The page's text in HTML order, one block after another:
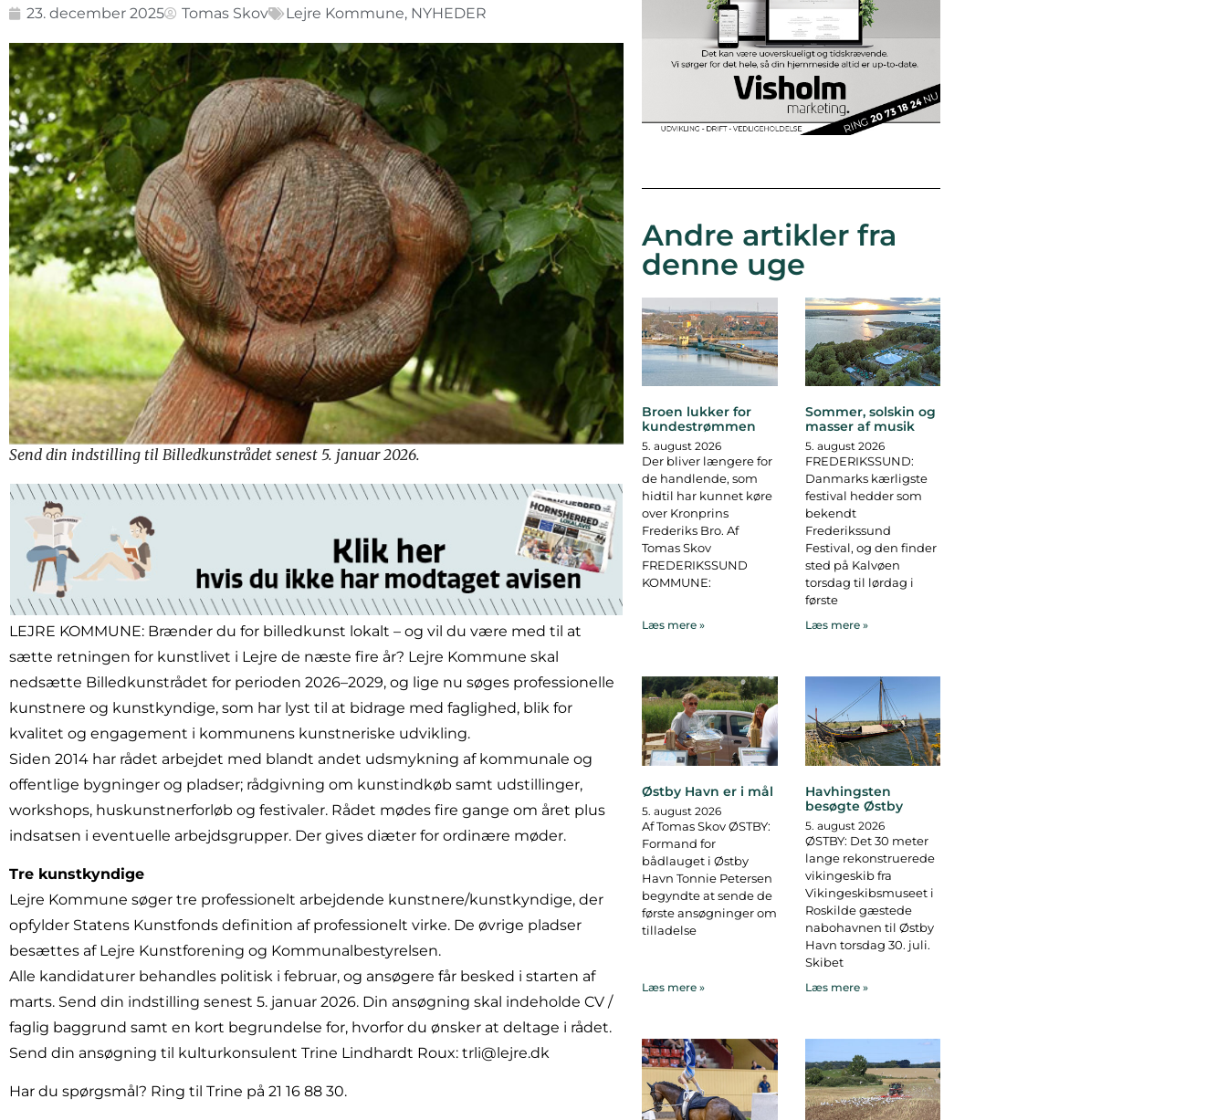
23. december 2025 Tomas Skov Lejre Kommune, NYHEDER
Send din indstilling til Billedkunstrådet senest 5. januar 2026.
LEJRE KOMMUNE: Brænder du for billedkunst lokalt – og vil du være med til at
sætte retningen for kunstlivet i Lejre de næste fire år? Lejre Kommune skal
nedsætte Billedkunstrådet for perioden 2026–2029, og lige nu søges professionelle
kunstnere og kunstkyndige, som har lyst til at bidrage med faglighed, blik for
kvalitet og engagement i kommunens kunstneriske udvikling.
Siden 2014 har rådet arbejdet med blandt andet udsmykning af kommunale og
offentlige bygninger og pladser; rådgivning om kunstindkøb samt udstillinger,
workshops, huskunstnerforløb og festivaler. Rådet mødes fire gange om året plus
indsatsen i eventuelle arbejdsgrupper. Der gives diæter for ordinære møder.
Tre kunstkyndige
Lejre Kommune søger tre professionelt arbejdende kunstnere/kunstkyndige, der
opfylder Statens Kunstfonds definition af professionelt virke. De øvrige pladser
besættes af Lejre Kunstforening og Kommunalbestyrelsen.
Alle kandidaturer behandles politisk i februar, og ansøgere får besked i starten af
marts. Send din indstilling senest 5. januar 2026. Din ansøgning skal indeholde CV /
faglig baggrund samt en kort begrundelse for, hvorfor du ønsker at deltage i rådet.
Send din ansøgning til kulturkonsulent Trine Lindhardt Roux: trli@lejre.dk
Har du spørgsmål? Ring til Trine på 21 16 88 30.
Andre artikler fra
denne uge
Broen lukker for
kundestrømmen
5. august 2026
Der bliver længere for
de handlende, som
hidtil har kunnet køre
over Kronprins
Frederiks Bro. Af
Tomas Skov
FREDERIKSSUND
KOMMUNE:
Læs mere »
Sommer, solskin og
masser af musik
5. august 2026
FREDERIKSSUND:
Danmarks kærligste
festival hedder som
bekendt
Frederikssund
Festival, og den finder
sted på Kalvøen
torsdag til lørdag i
første
Læs mere »
Østby Havn er i mål
5. august 2026
Af Tomas Skov ØSTBY:
Formand for
bådlauget i Østby
Havn Tonnie Petersen
begyndte at sende de
første ansøgninger om
tilladelse
Læs mere »
Havhingsten
besøgte Østby
5. august 2026
ØSTBY: Det 30 meter
lange rekonstruerede
vikingeskib fra
Vikingeskibsmuseet i
Roskilde gæstede
nabohavnen til Østby
Havn torsdag 30. juli.
Skibet
Læs mere »